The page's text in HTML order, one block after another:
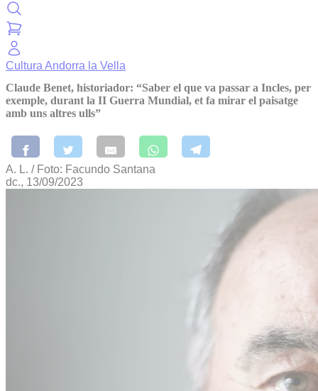
Cultura Andorra la Vella
Claude Benet, historiador: “Saber el que va passar a Incles, per
exemple, durant la II Guerra Mundial, et fa mirar el paisatge
amb uns altres ulls”
A. L. / Foto: Facundo Santana
dc., 13/09/2023